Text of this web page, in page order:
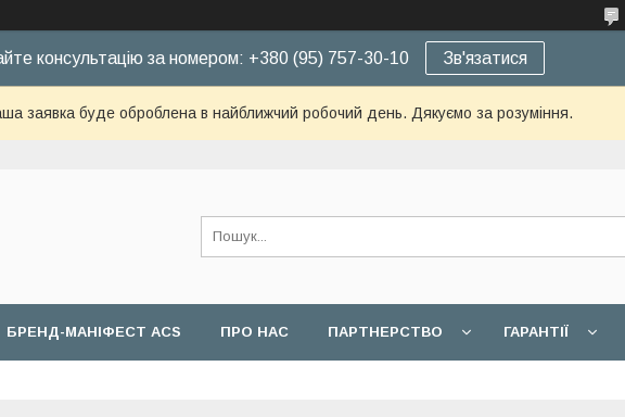
консультацію за номером: +380 (95) 757-30-10 Зв'язатися
заявка буде оброблена в найближчий робочий день. Дякуємо за розуміння.
БРЕНД-МАНІФЕСТ ACS ПРО НАС ПАРТНЕРСТВО ГАРАНТІЇ